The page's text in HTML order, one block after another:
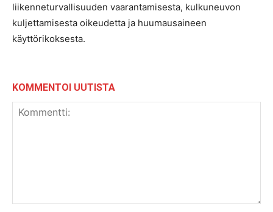
liikenneturvallisuuden vaarantamisesta, kulkuneuvon
kuljettamisesta oikeudetta ja huumausaineen
käyttörikoksesta.
KOMMENTOI UUTISTA